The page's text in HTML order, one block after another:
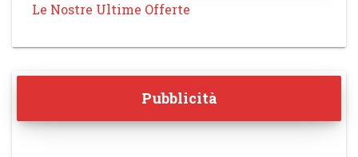
Le Nostre Ultime Offerte
Pubblicità